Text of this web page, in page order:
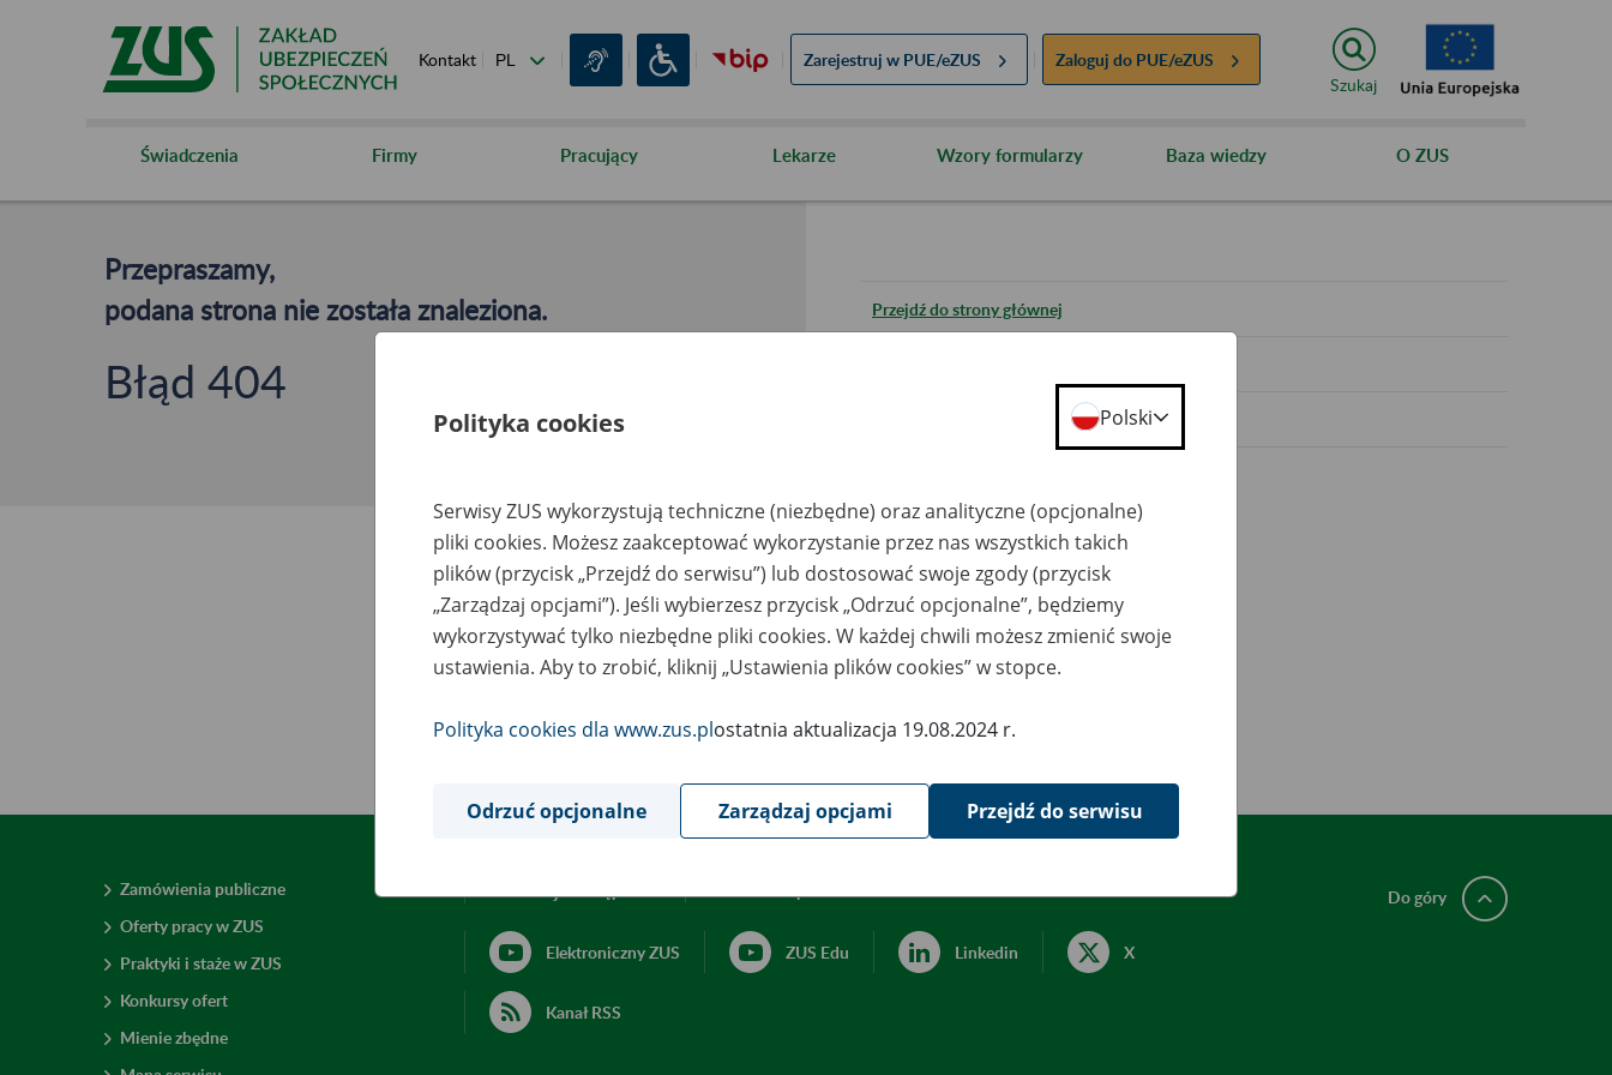
Kontakt Zarejestruj w PUE/eZUS Zaloguj do PUE/eZUS
Szukaj
Świadczenia Firmy Pracujący Lekarze Wzory formularzy Baza wiedzy O ZUS
Przepraszamy,
podana strona nie została znaleziona.
Błąd 404
Przejdź do strony głównej
Zamówienia publiczne
Oferty pracy w ZUS
Praktyki i staże w ZUS
Konkursy ofert
Mienie zbędne
Elektroniczny ZUS ZUS Edu Linkedin X
Kanał RSS
Do góry
Polityka cookies Polski
Serwisy ZUS wykorzystują techniczne (niezbędne) oraz analityczne (opcjonalne)
pliki cookies. Możesz zaakceptować wykorzystanie przez nas wszystkich takich
plików (przycisk „Przejdź do serwisu”) lub dostosować swoje zgody (przycisk
„Zarządzaj opcjami”). Jeśli wybierzesz przycisk „Odrzuć opcjonalne”, będziemy
wykorzystywać tylko niezbędne pliki cookies. W każdej chwili możesz zmienić swoje
ustawienia. Aby to zrobić, kliknij „Ustawienia plików cookies” w stopce.
Polityka cookies dla www.zus.plostatnia aktualizacja 19.08.2024 r.
Odrzuć opcjonalne Zarządzaj opcjami Przejdź do serwisu